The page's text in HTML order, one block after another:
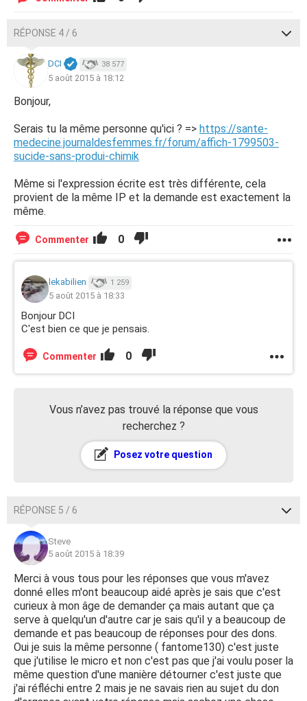
RÉPONSE 4 / 6
DCI 38 577
5 août 2015 à 18:12
Bonjour,
Serais tu la même personne qu'ici ? => https://sante-
medecine.journaldesfemmes.fr/forum/affich-1799503-
sucide-sans-produi-chimik
Même si l'expression écrite est très différente, cela
provient de la même IP et la demande est exactement la
même.
Commenter 0
lekabilien 1 259
5 août 2015 à 18:33
Bonjour DCI
C'est bien ce que je pensais.
Commenter 0
Vous n’avez pas trouvé la réponse que vous
recherchez ?
Posez votre question
RÉPONSE 5 / 6
Steve
5 août 2015 à 18:39
Merci à vous tous pour les réponses que vous m'avez
donné elles m'ont beaucoup aidé après je sais que c'est
curieux à mon âge de demander ça mais autant que ça
serve à quelqu'un d'autre car je sais qu'il y a beaucoup de
demande et pas beaucoup de réponses pour des dons.
Oui je suis la même personne ( fantome130) c'est juste
que j'utilise le micro et non c'est pas que j'ai voulu poser la
même question d'une manière détourner c'est juste que
j'ai réfléchi entre 2 mais je ne savais rien au sujet du don